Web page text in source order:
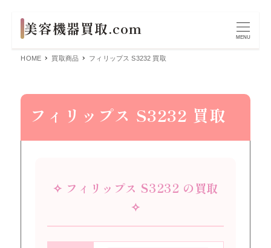
MENU
HOME 買取商品 フィリップス S3232 買取
フィリップス S3232 買取
✧ フィリップス S3232 の買取
✧